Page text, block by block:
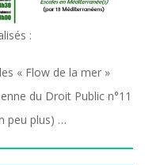
:
« Flow de la mer »
du Droit Public n°11
peu plus) …